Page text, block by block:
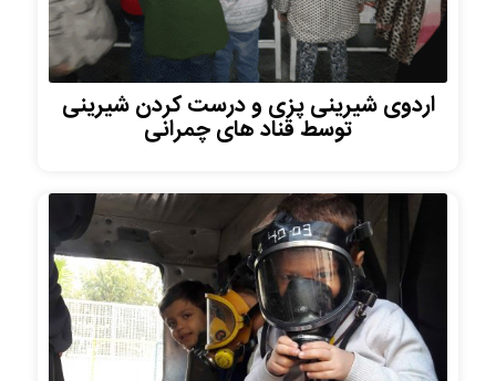
اردوی شیرینی پزی و درست کردن شیرینی
توسط قناد های چمرانی